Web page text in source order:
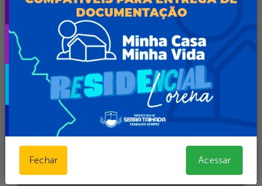
COVID-19
Barreiras Sanitárias alcançam mais de mil
pessoas no 1º dia em Serra Talhada
Fechar Acessar